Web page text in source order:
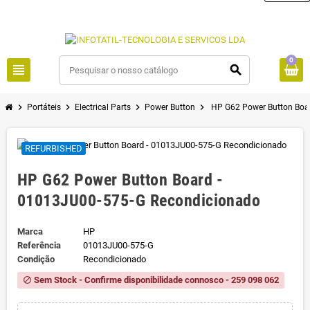
view_headline search
0
chevron_right Portáteis chevron_right Electrical Parts chevron_right Power Button chevron_right HP G62 Power Button
REFURBISHED
HP G62 Power Button Board -
01013JU00-575-G Recondicionado
Marca
HP
Referência
01013JU00-575-G
Condição
Recondicionado
block Sem Stock - Confirme disponibilidade connosco - 259 098 062